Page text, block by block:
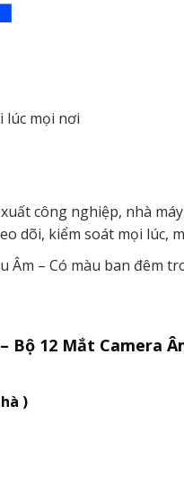
lúc mọi nơi
công nghiệp, nhà
dõi, kiểm soát mọi lúc,
Âm – Có màu ban đêm
12 Mắt Camera
)